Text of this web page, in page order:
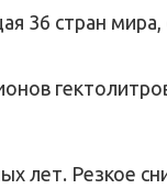
36 стран
лет. Резкое